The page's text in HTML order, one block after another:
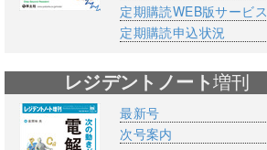
定期購読WEB版サービス
定期購読申込状況
レジデントノート増刊
最新号
次号案内